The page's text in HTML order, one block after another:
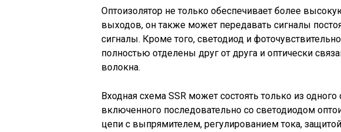
Оптоизолятор не только обеспечивает более
выходов, он также может передавать сигналы
сигналы. Кроме того, светодиод и
полностью отделены друг от друга и оптически
волокна.
Входная схема SSR может состоять только из
включенного последовательно со светодиодом
цепи с выпрямителем, регулированием тока,